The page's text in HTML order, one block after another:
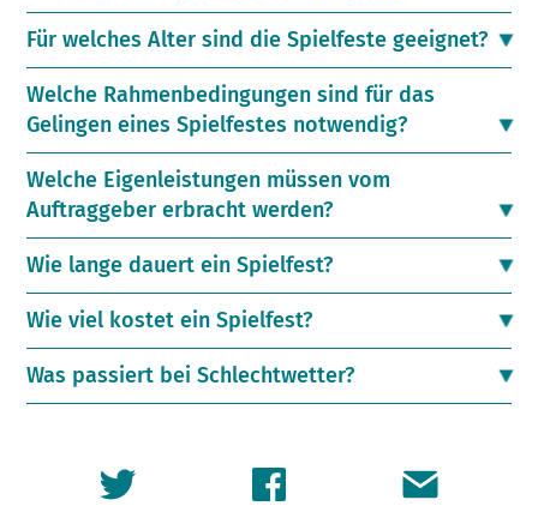
Für welches Alter sind die Spielfeste geeignet?
Welche Rahmenbedingungen sind für das
Gelingen eines Spielfestes notwendig?
Welche Eigenleistungen müssen vom
Auftraggeber erbracht werden?
Wie lange dauert ein Spielfest?
Wie viel kostet ein Spielfest?
Was passiert bei Schlechtwetter?